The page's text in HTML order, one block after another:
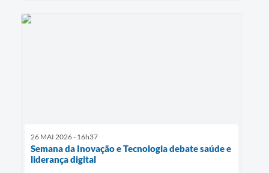
26 MAI 2026 - 16h37
Semana da Inovação e Tecnologia debate saúde e
liderança digital